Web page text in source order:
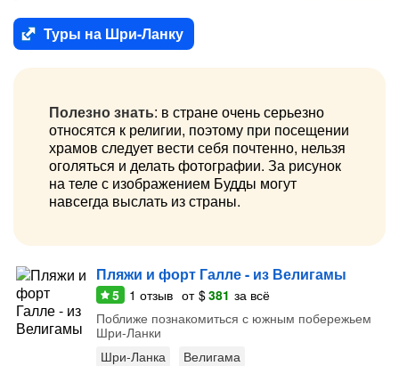
Туры на Шри-Ланку
Полезно знать: в стране очень серьезно
относятся к религии, поэтому при посещении
храмов следует вести себя почтенно, нельзя
оголяться и делать фотографии. За рисунок
на теле с изображением Будды могут
навсегда выслать из страны.
Пляжи и форт Галле - из Велигамы
5 1 отзыв от $381 за всё
Поближе познакомиться с южным побережьем
Шри-Ланки
Шри-Ланка
Велигама